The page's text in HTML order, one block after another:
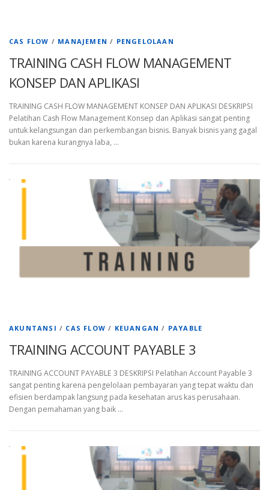
CAS FLOW / MANAJEMEN / PENGELOLAAN
TRAINING CASH FLOW MANAGEMENT
KONSEP DAN APLIKASI
TRAINING CASH FLOW MANAGEMENT KONSEP DAN APLIKASI DESKRIPSI
Pelatihan Cash Flow Management Konsep dan Aplikasi sangat penting
untuk kelangsungan dan perkembangan bisnis. Banyak bisnis yang gagal
bukan karena kurangnya laba, …
AKUNTANSI / CAS FLOW / KEUANGAN / PAYABLE
TRAINING ACCOUNT PAYABLE 3
TRAINING ACCOUNT PAYABLE 3 DESKRIPSI Pelatihan Account Payable 3
sangat penting karena pengelolaan pembayaran yang tepat waktu dan
efisien berdampak langsung pada kesehatan arus kas perusahaan.
Dengan pemahaman yang baik …